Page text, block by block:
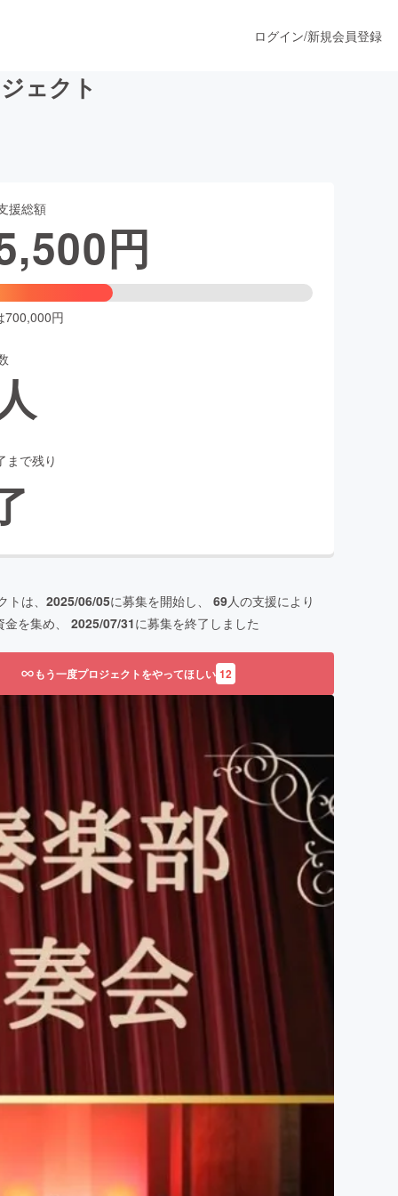
ファッション
ログイン/新規会員登録
ェクト
援総額
円
700,000円
まで残り
は、 2025/06/05に募集を開始し、 69人の支援により
を集め、 2025/07/31に募集を終了しました
もう一度プロジェクトをやってほしい 12